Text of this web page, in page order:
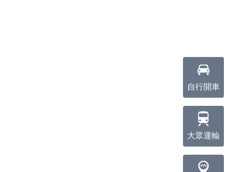
自行開車
大眾運輸